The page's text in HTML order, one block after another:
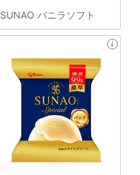
SUNAO バニラソフト